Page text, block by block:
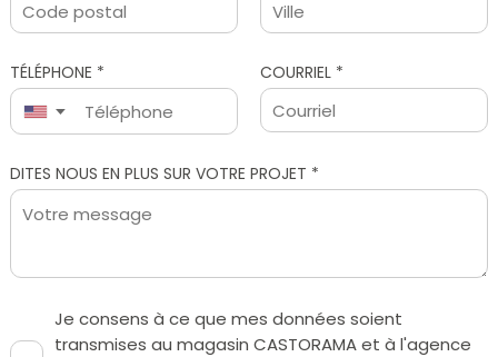
TÉLÉPHONE *
▼
COURRIEL *
Je consens à ce que mes données soient
transmises au magasin CASTORAMA et à l'agence